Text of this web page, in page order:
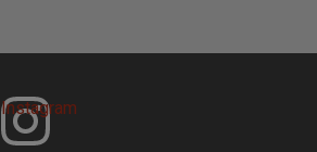
Instagram